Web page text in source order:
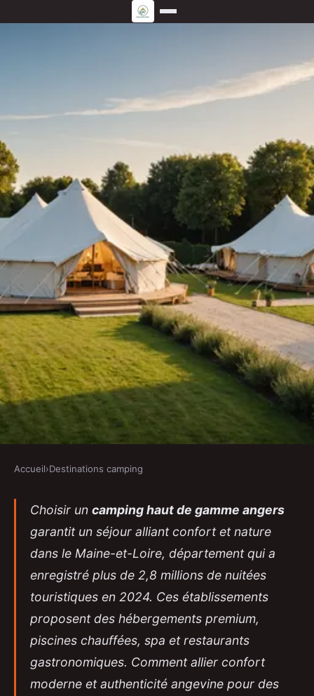
DESTINATIONS CAMPING
Angers : pourquoi choisir un
camping 4 étoiles ?
Accueil›Destinations camping
Choisir un camping haut de gamme angers
garantit un séjour alliant confort et nature
dans le Maine-et-Loire, département qui a
enregistré plus de 2,8 millions de nuitées
touristiques en 2024. Ces établissements
proposent des hébergements premium,
piscines chauffées, spa et restaurants
gastronomiques. Comment allier confort
moderne et authenticité angevine pour des